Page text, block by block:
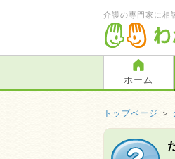
介護の専門家に相
ホーム
トップページ ＞